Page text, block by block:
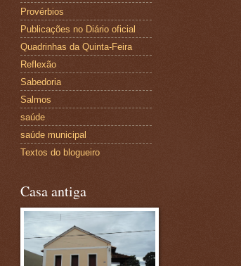
Provérbios
Publicações no Diário oficial
Quadrinhas da Quinta-Feira
Reflexão
Sabedoria
Salmos
saúde
saúde municipal
Textos do blogueiro
Casa antiga